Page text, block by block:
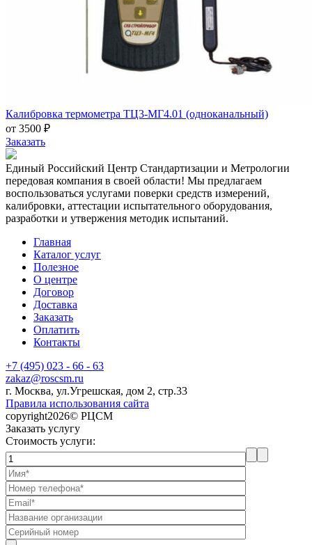
Калибровка термометра ТЦ3-МГ4.01 (одноканальный)
от 3500 ₽
Заказать
Единый Российский Центр Стандартизации и Метрологии
передовая компания в своей области! Мы предлагаем
воспользоваться услугами поверки средств измерений,
калибровки, аттестации испытательного оборудования,
разработки и утвержения методик испытаний.
Главная
Каталог услуг
Полезное
О центре
Договор
Доставка
Заказать
Оплатить
Контакты
+7 (495) 023 - 66 - 63
zakaz@roscsm.ru
г. Москва, ул.Угрешская, дом 2, стр.33
Правила использования сайта
copyright2026© РЦСМ
Заказать услугу
Стоимость услуги: